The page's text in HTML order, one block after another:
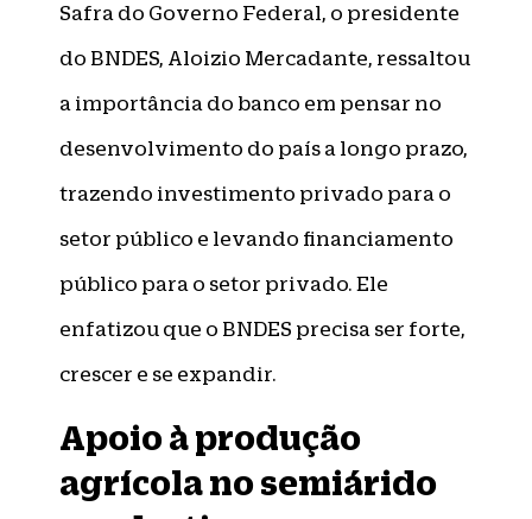
Safra do Governo Federal, o presidente
do BNDES, Aloizio Mercadante, ressaltou
a importância do banco em pensar no
desenvolvimento do país a longo prazo,
trazendo investimento privado para o
setor público e levando financiamento
público para o setor privado. Ele
enfatizou que o BNDES precisa ser forte,
crescer e se expandir.
Apoio à produção
agrícola no semiárido